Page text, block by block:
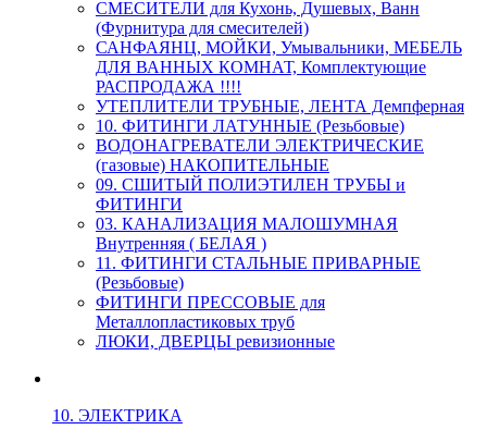
СМЕСИТЕЛИ для Кухонь, Душевых, Ванн
(Фурнитура для смесителей)
САНФАЯНЦ, МОЙКИ, Умывальники, МЕБЕЛЬ
ДЛЯ ВАННЫХ КОМНАТ, Комплектующие
РАСПРОДАЖА !!!!
УТЕПЛИТЕЛИ ТРУБНЫЕ, ЛЕНТА Демпферная
10. ФИТИНГИ ЛАТУННЫЕ (Резьбовые)
ВОДОНАГРЕВАТЕЛИ ЭЛЕКТРИЧЕСКИЕ
(газовые) НАКОПИТЕЛЬНЫЕ
09. СШИТЫЙ ПОЛИЭТИЛЕН ТРУБЫ и
ФИТИНГИ
03. КАНАЛИЗАЦИЯ МАЛОШУМНАЯ
Внутренняя ( БЕЛАЯ )
11. ФИТИНГИ СТАЛЬНЫЕ ПРИВАРНЫЕ
(Резьбовые)
ФИТИНГИ ПРЕССОВЫЕ для
Металлопластиковых труб
ЛЮКИ, ДВЕРЦЫ ревизионные
10. ЭЛЕКТРИКА